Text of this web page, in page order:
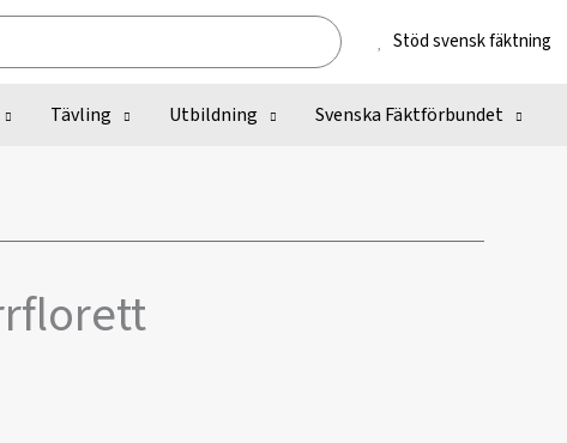
Stöd svensk fäktning
Tävling Utbildning Svenska Fäktförbundet